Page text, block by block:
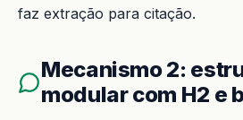
faz extração para citação.
Mecanismo 2:
modular com H2 e